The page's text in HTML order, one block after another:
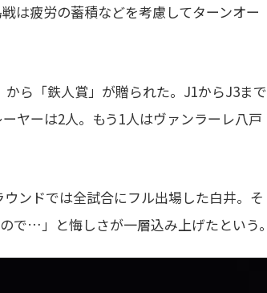
は疲労の蓄積などを考慮してターンオー
ら「鉄人賞」が贈られた。J1からJ3まで
ヤーは2人。もう1人はヴァンラーレ八戸
ンドでは全試合にフル出場した白井。そ
で…」と悔しさが一層込み上げたという。